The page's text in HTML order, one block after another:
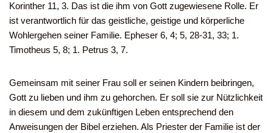
Korinther 11, 3. Das ist die ihm von Gott zugewiesene Rolle. Er
ist verantwortlich für das geistliche, geistige und körperliche
Wohlergehen seiner Familie. Epheser 6, 4; 5, 28-31, 33; 1.
Timotheus 5, 8; 1. Petrus 3, 7.
Gemeinsam mit seiner Frau soll er seinen Kindern beibringen,
Gott zu lieben und ihm zu gehorchen. Er soll sie zur Nützlichkeit
in diesem und dem zukünftigen Leben entsprechend den
Anweisungen der Bibel erziehen. Als Priester der Familie ist der